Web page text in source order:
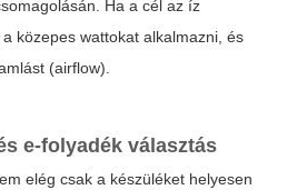
Ha a cél az íz
közepes wattokat alkalmazni, és
(airflow).
e-folyadék választás
elég csak a készüléket helyesen